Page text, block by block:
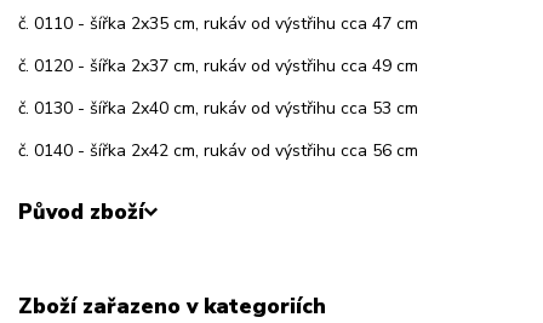
č. 0110 - šířka 2x35 cm, rukáv od výstřihu cca 47 cm
č. 0120 - šířka 2x37 cm, rukáv od výstřihu cca 49 cm
č. 0130 - šířka 2x40 cm, rukáv od výstřihu cca 53 cm
č. 0140 - šířka 2x42 cm, rukáv od výstřihu cca 56 cm
Původ zboží
Zboží zařazeno v kategoriích